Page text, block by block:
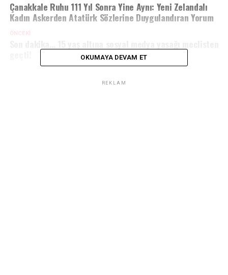
Çanakkale Ruhu 111 Yıl Sonra Yine Aynı: Yeni Zelandalı
Kadın Askerden Atatürk Sözlerine Duygulandıran Yorum
ÖNCEKI
OKUMAYA DEVAM ET
REKLAM